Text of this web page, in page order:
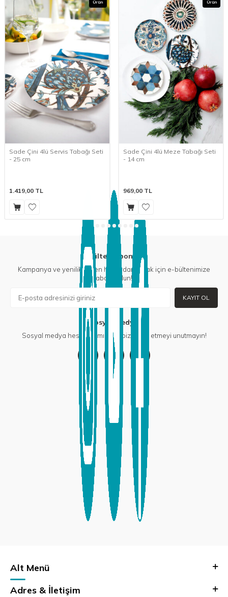
Ürün
Sade Çini 4lü Servis Tabağı Seti
- 25 cm
1.419,00 TL
Ürün
Sade Çini 4lü Meze Tabağı Seti
- 14 cm
969,00TL
E-Bülten Aboneliği
Kampanya ve yeniliklerden haberdar olmak için e-bültenimize
abone olun!
KAYIT OL
Sosyal Medya
Sosyal medya hesaplarımızdan bizi takip etmeyi unutmayın!
Alt Menü
Adres & İletişim